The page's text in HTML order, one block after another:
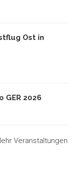
Ost in
GER 2026
Veranstaltungen